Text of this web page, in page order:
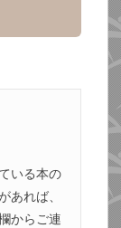
いる本の
あれば、
からご連